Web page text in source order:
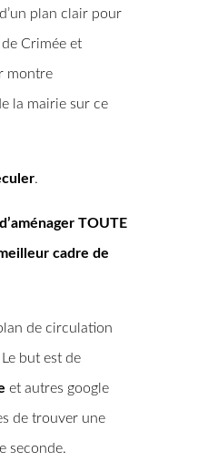
plan clair pour
Crimée et
montre
la mairie sur ce
.
TOUTE
cadre de
de circulation
but est de
et autres google
de trouver une
seconde.